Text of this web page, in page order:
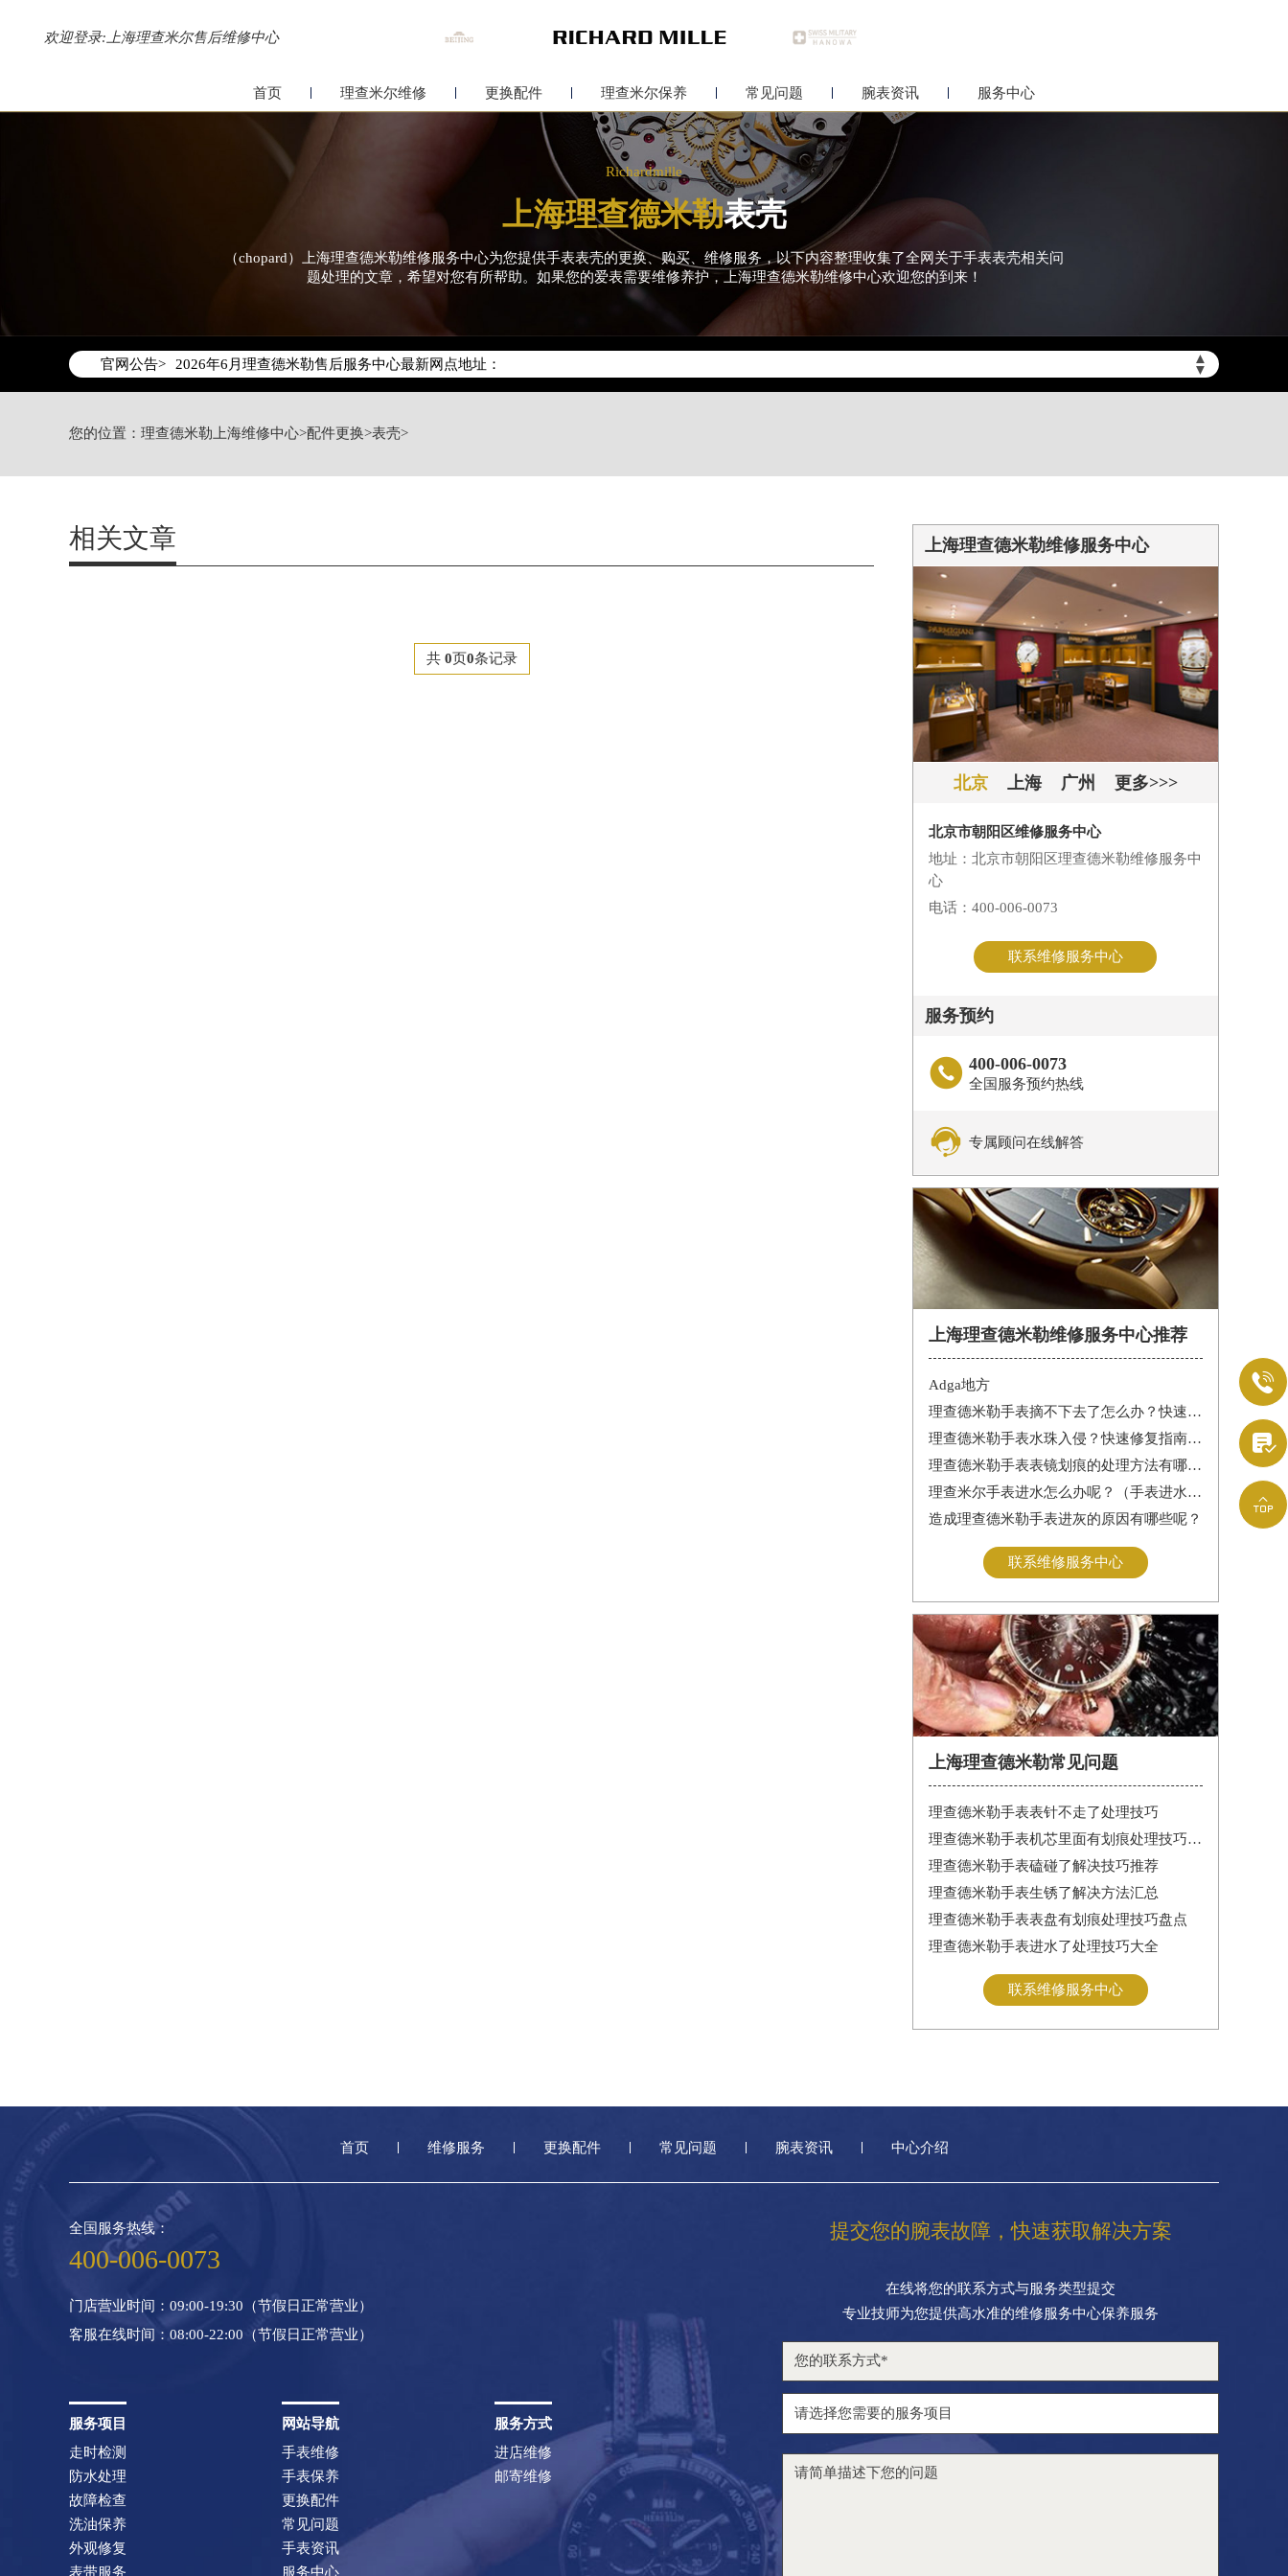
欢迎登录: 上海理查米尔售后维修中心
首页 理查米尔维修 更换配件 理查米尔保养 常见问题 腕表资讯 服务中心
Richardmille
上海理查德米勒表壳
（chopard）上海理查德米勒维修服务中心为您提供手表表壳的更换、购买、维修服务，以下内容整理收集了全网关于手表表壳相关问
题处理的文章，希望对您有所帮助。如果您的爱表需要维修养护，上海理查德米勒维修中心欢迎您的到来！
官网公告> ▲
▼
2026年6月上海市理查德米勒官方售后客户服务热线：400-006-0073
2026年6月理查德米勒售后服务中心最新网点地址：
上海市徐汇区虹桥路3号港汇中心写字楼2座37层3705室（需提前预约）
上海市黄浦区南京东路299号宏伊国际广场写字楼8层806室理查德米勒售后服务中心（需提前预约）
您的位置： 理查德米勒上海维修中心>配件更换>表壳>
相关文章
共 0页0条记录
上海理查德米勒维修服务中心
北京 上海 广州 更多>>>
北京市朝阳区维修服务中心
地址：北京市朝阳区理查德米勒维修服务中
心
电话：400-006-0073
联系维修服务中心
服务预约
 400-006-0073
全国服务预约热线
 专属顾问在线解答
上海理查德米勒维修服务中心推荐
Adga地方
理查德米勒手表摘不下去了怎么办？快速解决方法与专业建议
理查德米勒手表水珠入侵？快速修复指南助您手表重焕新生
理查德米勒手表表镜划痕的处理方法有哪些呢？
理查米尔手表进水怎么办呢？（手表进水的处理方法）
造成理查德米勒手表进灰的原因有哪些呢？
联系维修服务中心
上海理查德米勒常见问题
理查德米勒手表表针不走了处理技巧
理查德米勒手表机芯里面有划痕处理技巧深度解析
理查德米勒手表磕碰了解决技巧推荐
理查德米勒手表生锈了解决方法汇总
理查德米勒手表表盘有划痕处理技巧盘点
理查德米勒手表进水了处理技巧大全
联系维修服务中心
首页 维修服务 更换配件 常见问题 腕表资讯 中心介绍
提交您的腕表故障，快速获取解决方案
在线将您的联系方式与服务类型提交
专业技师为您提供高水准的维修服务中心保养服务
全国服务热线：
400-006-0073
门店营业时间：09:00-19:30（节假日正常营业）
客服在线时间：08:00-22:00（节假日正常营业）
服务项目
走时检测
防水处理
故障检查
洗油保养
外观修复
表带服务
网站导航
手表维修
手表保养
更换配件
常见问题
手表资讯
服务中心
服务方式
进店维修
邮寄维修


